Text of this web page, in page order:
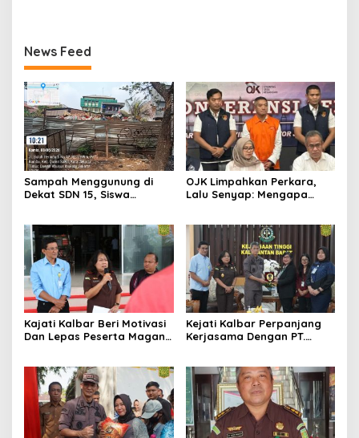
News Feed
Sampah Menggunung di
Dekat SDN 15, Siswa
OJK Limpahkan Perkara,
Lalu Senyap: Mengapa
dari Pemberitaan?
Kajati Kalbar Beri Motivasi
Dan Lepas Peserta Magang
Kejati Kalbar Perpanjang
Kerjasama Dengan PT.